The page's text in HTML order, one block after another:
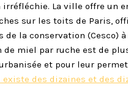
La ville offre un
sur les toits de Paris,
de la conservation
miel par ruche est de
et pour leur
existe des dizaines et des